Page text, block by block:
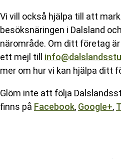
Vi vill också hjälpa till att
besöksnäringen i Dalsland
närområde. Om ditt företag
ett mejl till
mer om hur vi kan hjälpa ditt
Glöm inte att följa
finns på Facebook, Google+,